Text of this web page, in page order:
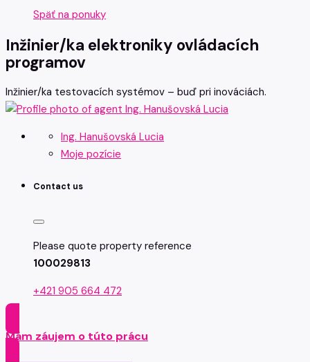
Späť na ponuky
Inžinier/ka elektroniky ovládacích
programov
Inžinier/ka testovacích systémov – buď pri inováciách.
Ing. Hanušovská Lucia
Moje pozície
Contact us
Please quote property reference
100029813
+421 905 664 472
Mám záujem o túto prácu